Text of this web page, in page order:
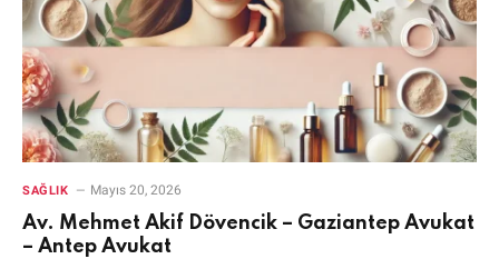
SAĞLIK Mayıs 20, 2026
Av. Mehmet Akif Dövencik – Gaziantep Avukat
– Antep Avukat